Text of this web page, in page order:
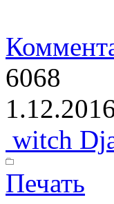
6068
witch
Печать